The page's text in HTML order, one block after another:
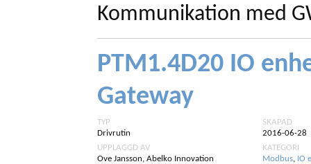
Kommunikation med
PTM1.4D20 IO
Gateway
TYP
Drivrutin
UPPLAGGD AV
Ove Jansson, Abelko Innovation
SKAPAD
2016-06-28
KATEGORI
Modbus, IO